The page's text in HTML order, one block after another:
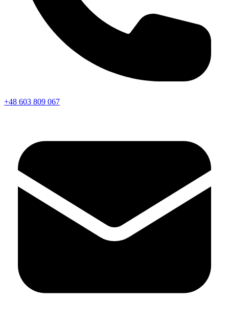
+48 603 809 067